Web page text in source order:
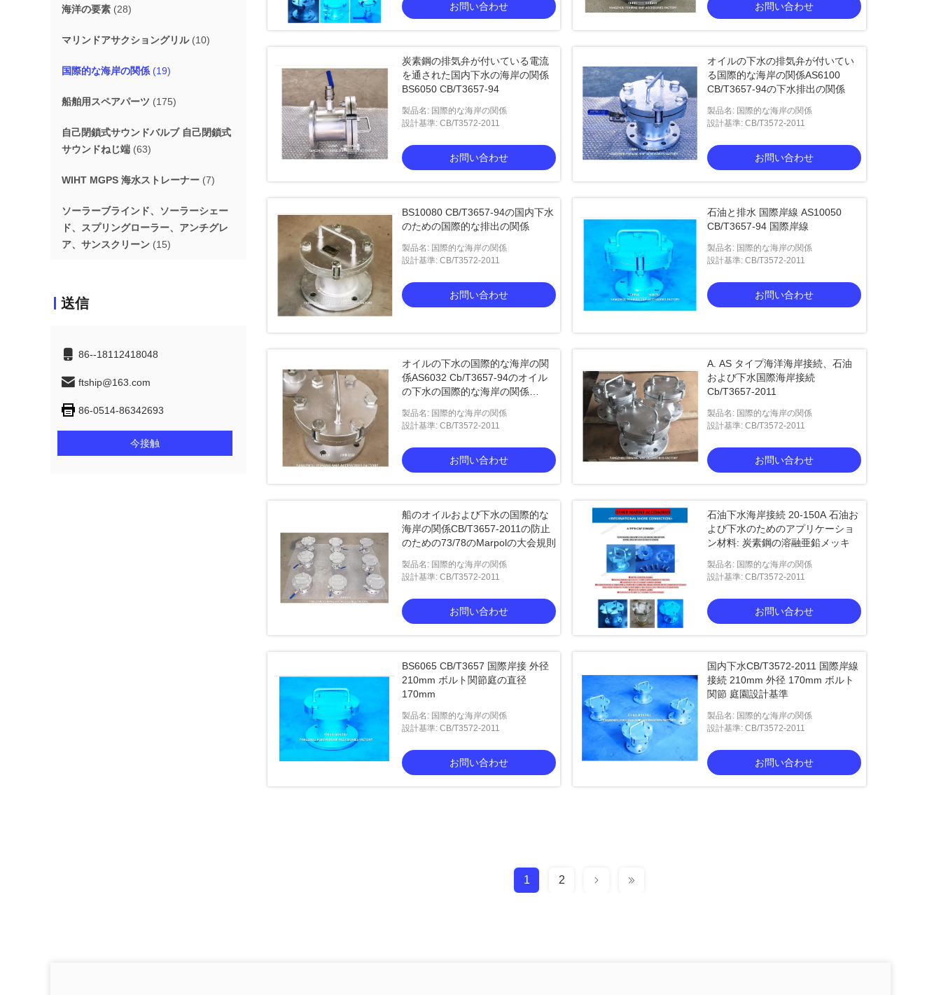
海洋の要素 (28)
マリンドアサクショングリル(10)
国際的な海岸の関係 (19)
船舶用スペアパーツ (175)
自己閉鎖式サウンドバルブ 自己閉鎖式
サウンドねじ端 (63)
WIHT MGPS 海水ストレーナー (7)
ソーラーブラインド、ソーラーシェー
ド、スプリングローラー、アンチグレ
ア、サンスクリーン (15)
送信
86--18112418048
ftship@163.com
86-0514-86342693
今接触
お問い合わせ お問い合わせ
炭素鋼の排気弁が付いている電流
を通された国内下水の海岸の関係
BS6050 CB/T3657-94
製品名: 国際的な海岸の関係
設計基準: CB/T3572-2011
お問い合わせ
オイルの下水の排気弁が付いてい
る国際的な海岸の関係AS6100
CB/T3657-94の下水排出の関係
製品名: 国際的な海岸の関係
設計基準: CB/T3572-2011
お問い合わせ
BS10080 CB/T3657-94の国内下水
のための国際的な排出の関係
製品名: 国際的な海岸の関係
設計基準: CB/T3572-2011
お問い合わせ
石油と排水 国際岸線 AS10050
CB/T3657-94 国際岸線
製品名: 国際的な海岸の関係
設計基準: CB/T3572-2011
お問い合わせ
オイルの下水の国際的な海岸の関
係AS6032 Cb/T3657-94のオイル
の下水の国際的な海岸の関係
製品名: 国際的な海岸の関係
設計基準: CB/T3572-2011
お問い合わせ
A. AS タイプ海洋海岸接続、石油
および下水国際海岸接続
Cb/T3657-2011
製品名: 国際的な海岸の関係
設計基準: CB/T3572-2011
お問い合わせ
船のオイルおよび下水の国際的な
海岸の関係CB/T3657-2011の防止
のための73/78のMarpolの大会規則
製品名: 国際的な海岸の関係
設計基準: CB/T3572-2011
お問い合わせ
石油下水海岸接続 20-150A 石油お
よび下水のためのアプリケーショ
ン材料: 炭素鋼の溶融亜鉛メッキ
製品名: 国際的な海岸の関係
設計基準: CB/T3572-2011
お問い合わせ
BS6065 CB/T3657 国際岸接 外径
210mm ボルト関節庭の直径
170mm
製品名: 国際的な海岸の関係
設計基準: CB/T3572-2011
お問い合わせ
国内下水CB/T3572-2011 国際岸線
接続 210mm 外径 170mm ボルト
関節 庭園設計基準
製品名: 国際的な海岸の関係
設計基準: CB/T3572-2011
お問い合わせ
1 2